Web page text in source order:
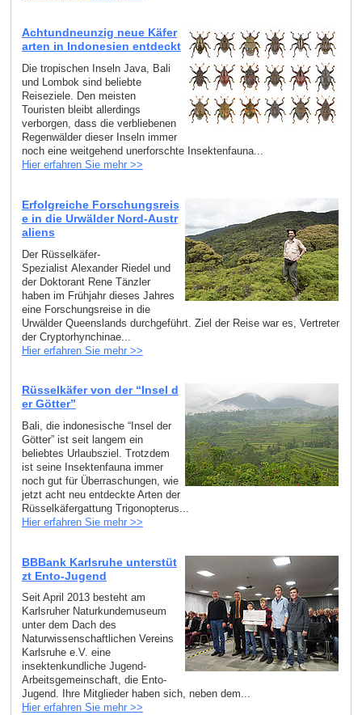
Achtundneunzig neue Käfer
arten in Indonesien entdeckt
Die tropischen Inseln Java, Bali
und Lombok sind beliebte
Reiseziele. Den meisten
Touristen bleibt allerdings
verborgen, dass die verbliebenen
Regenwälder dieser Inseln immer
noch eine weitgehend unerforschte Insektenfauna...
Hier erfahren Sie mehr >>
Erfolgreiche Forschungsreis
e in die Urwälder Nord-Austr
aliens
Der Rüsselkäfer-
Spezialist Alexander Riedel und
der Doktorant Rene Tänzler
haben im Frühjahr dieses Jahres
eine Forschungsreise in die
Urwälder Queenslands durchgeführt. Ziel der Reise war es, Vertreter
der Cryptorhynchinae...
Hier erfahren Sie mehr >>
Rüsselkäfer von der “Insel d
er Götter”
Bali, die indonesische “Insel der
Götter” ist seit langem ein
beliebtes Urlaubsziel. Trotzdem
ist seine Insektenfauna immer
noch gut für Überraschungen, wie
jetzt acht neu entdeckte Arten der
Rüsselkäfergattung Trigonopterus...
Hier erfahren Sie mehr >>
BBBank Karlsruhe unterstüt
zt Ento-Jugend
Seit April 2013 besteht am
Karlsruher Naturkundemuseum
unter dem Dach des
Naturwissenschaftlichen Vereins
Karlsruhe e.V. eine
insektenkundliche Jugend-
Arbeitsgemeinschaft, die Ento-
Jugend. Ihre Mitglieder haben sich, neben dem...
Hier erfahren Sie mehr >>